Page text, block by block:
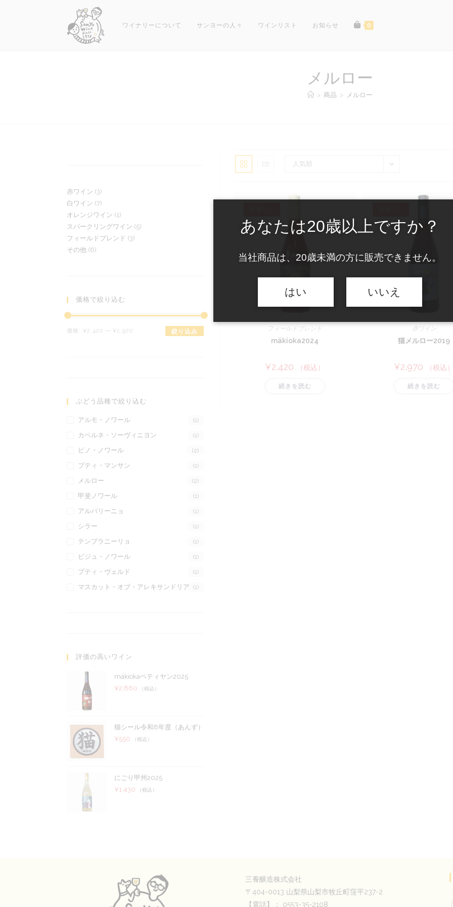
ワイナリーについて サンヨーの人々 ワインリスト お知らせ 0
メルロー
> 商品 > メルロー
赤ワイン 33
個
の
商
品
白ワイン 77
個
の
商
オレンジワイン 11
個
の
スパークリングワイン 55
フィールドブレンド 33
その他 66
品
価格で絞り込む
最
最
絞り込み
価格: ¥2,420 — ¥2,970
ぶどう品種で絞り込む
アルモ・ノワール (1)
カベルネ・ソーヴィニヨン (1)
ピノ・ノワール (2)
プティ・マンサン (1)
メルロー (2)
甲斐ノワール (1)
アルバリーニョ (1)
シラー (1)
テンプラニーリョ (1)
ビジュ・ノワール (1)
プティ・ヴェルド (1)
マスカット・オブ・アレキサンドリア (1)
評価の高いワイン
mäkiokaペティヤン2025
¥2,860 （税込）
猫シール令和8年度（あんず）
¥550 （税込）
にごり甲州2025
¥1,430 （税込）
人気順
フィールドブレンド
mäkioka2024
¥2,420 （税込）
続きを読む
赤ワイン
猫メルロー2019
¥2,970 （税込
続きを読む
三養醸造株式会社
〒404-0013 山梨県山梨市牧丘町窪平237-2
【電話】： 0553-35-2108
あなたは20歳以上ですか？
当社商品は、20歳未満の方に販売できません。
はい いいえ